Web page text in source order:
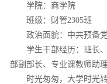
学院：商学院
班级：财管2305班
政治面貌：中共预备
学生干部经历：班长
部副部长、专业课教师助
时光匆匆，大学时光